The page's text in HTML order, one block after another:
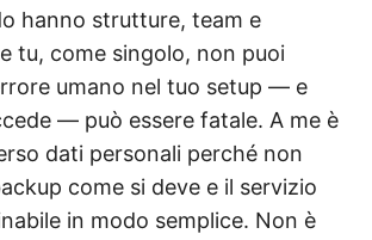
hanno strutture, team e
tu, come singolo, non puoi
umano nel tuo setup — e
— può essere fatale. A me è
dati personali perché non
come si deve e il servizio
in modo semplice. Non è